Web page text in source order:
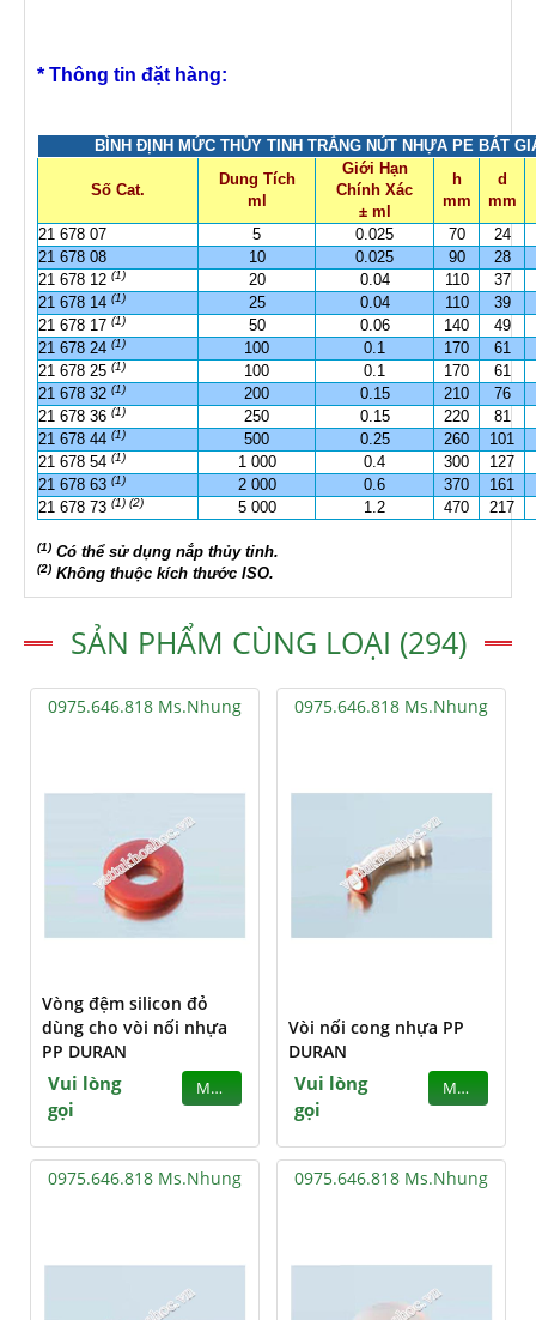
* Thông tin đặt hàng:
BÌNH ĐỊNH MỨC THỦY TINH TRẮNG NÚT NHỰA PE BÁT
Số Cat.
Dung Tích
ml
Giới Hạn
Chính Xác
± ml
h
mm
d
mm
21 678 07
5 0.025 70
24
21 678 08
10 0.025 90
28
21 678 12 (1) 20 0.04 110
37
21 678 14 (1) 25 0.04 110
39
21 678 17 (1) 50 0.06 140
49
21 678 24 (1) 100 0.1 170
61
21 678 25 (1) 100 0.1 170
61
21 678 32 (1) 200 0.15 210
76
21 678 36 (1) 250 0.15 220
81
21 678 44 (1) 500 0.25 260
101
21 678 54 (1) 1 000 0.4 300
127
21 678 63 (1) 2 000 0.6 370
161
21 678 73 (1) (2) 5 000 1.2 470 217
(1) Có thể sử dụng nắp thủy tinh.
(2) Không thuộc kích thước ISO.
SẢN PHẨM CÙNG LOẠI (294)
0975.646.818 Ms.Nhung
Vòng đệm silicon đỏ
dùng cho vòi nối nhựa
PP DURAN
Vui lòng
gọi
MUA
0975.646.818 Ms.Nhung
Vòi nối cong nhựa PP
DURAN
Vui lòng
gọi
MUA
0975.646.818 Ms.Nhung 0975.646.818 Ms.Nhung